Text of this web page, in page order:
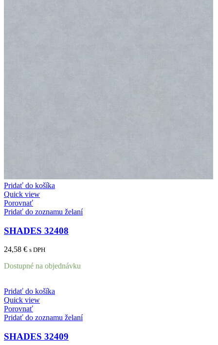
Pridať do košíka
Quick view
Porovnať
Pridať do zoznamu želaní
SHADES 32408
24,58 € s DPH
Dostupné na objednávku
Pridať do košíka
Quick view
Porovnať
Pridať do zoznamu želaní
SHADES 32409